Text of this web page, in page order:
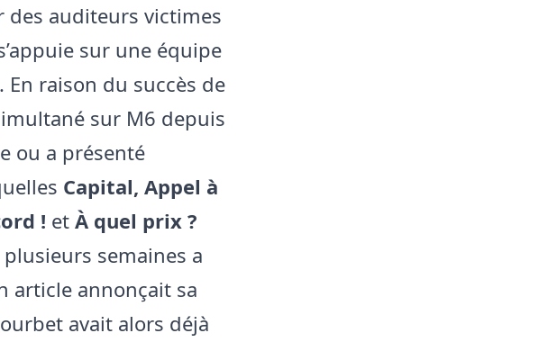
des auditeurs victimes
sur une équipe
En raison du succès de
sur M6 depuis
ou a présenté
Capital, Appel à
! et À quel prix ?
semaines a
article annonçait sa
avait alors déjà